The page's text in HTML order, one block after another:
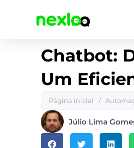
Chatbot:
Um
Página inicial /
Júlio Lima